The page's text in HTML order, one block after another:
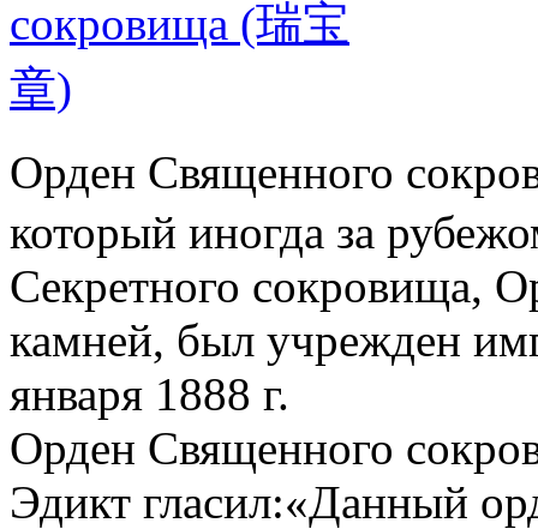
Орден Священного
который иногда за
Секретного сокровища,
камней, был учрежден
января 1888 г.
Орден Священного
Эдикт гласил:«Данный